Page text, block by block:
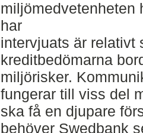
miljömedvetenheten
har
intervjuats är relativt
kreditbedömarna
miljörisker.
fungerar till viss del
ska få en djupare
behöver Swedbank